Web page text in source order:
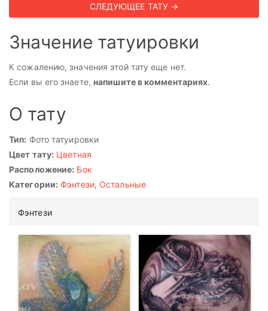
СЛЕДУЮЩЕЕ ТАТУ →
Значение татуировки
К сожалению, значения этой тату еще нет.
Если вы его знаете, напишите в комментариях.
О тату
Тип: Фото татуировки
Цвет тату: Цветная
Расположение: Бок
Категории: Фэнтези, Остальные
Фэнтези